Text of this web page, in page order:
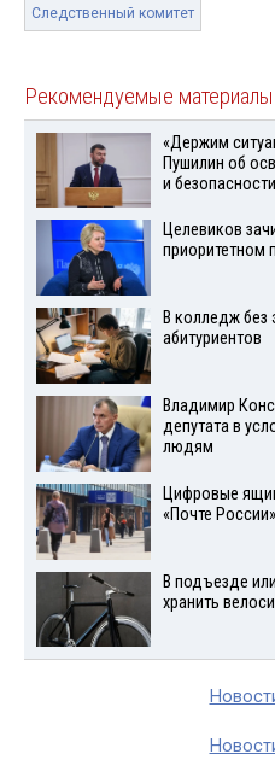
Следственный комитет
Рекомендуемые материалы
«Держим
Пушилин об
и
Целевиков
приоритетном
В колледж без
абитуриентов
Владимир
депутата в
людям
Цифровые
«Почте
В подъезде
хранить